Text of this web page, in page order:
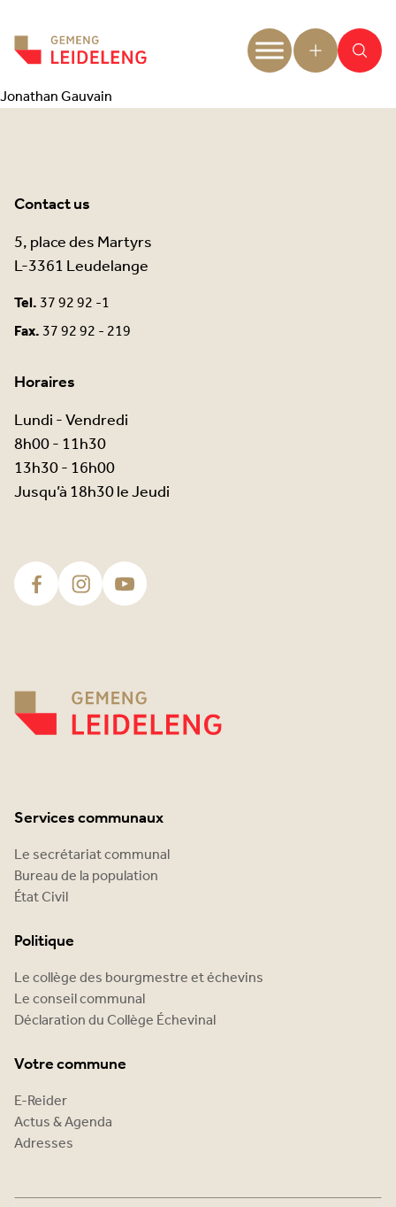
Jonathan Gauvain
Contact us
5, place des Martyrs
L-3361 Leudelange
Tel.37 92 92 -1
Fax.37 92 92 - 219
Horaires
Lundi - Vendredi
8h00 - 11h30
13h30 - 16h00
Jusqu’à 18h30 le Jeudi
Services communaux
Le secrétariat communal
Bureau de la population
État Civil
Politique
Le collège des bourgmestre et échevins
Le conseil communal
Déclaration du Collège Échevinal
Votre commune
E-Reider
Actus & Agenda
Adresses